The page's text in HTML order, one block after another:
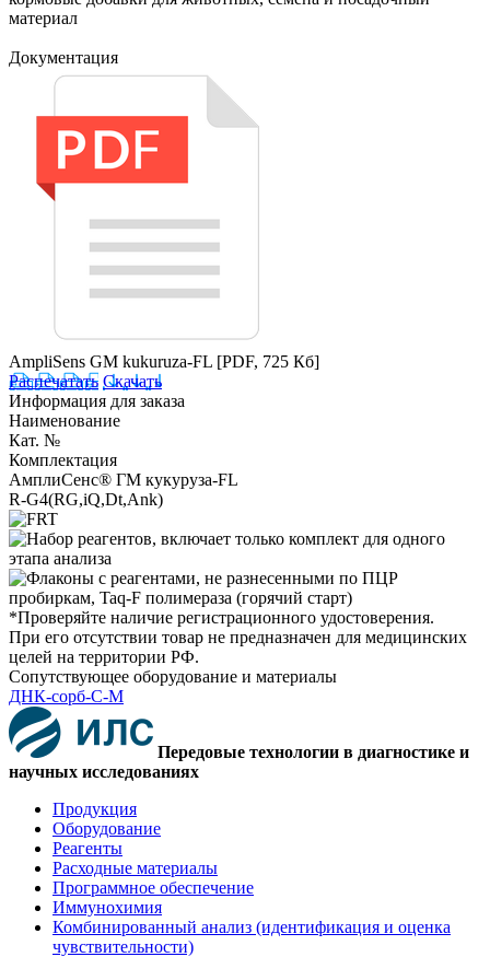
материал
Документация
AmpliSens GM kukuruza-FL [PDF, 725 Кб]
Распечатать Скачать
Информация для заказа
Наименование
Кат. №
Комплектация
АмплиСенс® ГМ кукуруза-FL
R-G4(RG,iQ,Dt,Ank)
*Проверяйте наличие регистрационного удостоверения.
При его отсутствии товар не предназначен для медицинских
целей на территории РФ.
Сопутствующее оборудование и материалы
ДНК-сорб-С-М
Передовые технологии в диагностике и
научных исследованиях
Продукция
Оборудование
Реагенты
Расходные материалы
Программное обеспечение
Иммунохимия
Комбинированный анализ (идентификация и оценка
чувствительности)